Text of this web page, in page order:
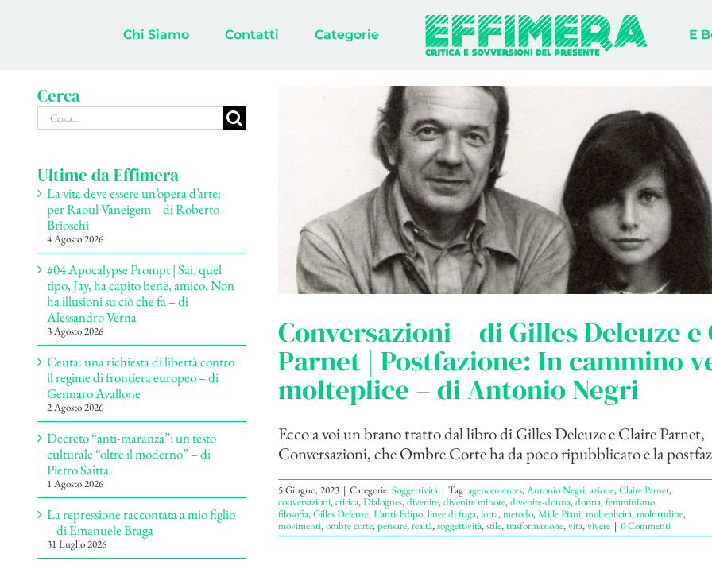
Chi Siamo Contatti Categorie E
Conversazioni – di Gilles Deleuze e
Parnet | Postfazione: In cammino
molteplice – di Antonio Negri
Ecco a voi un brano tratto dal libro di Gilles Deleuze e Claire Parnet,
Conversazioni, che Ombre Corte ha da poco ripubblicato e la
5 Giugno, 2023 | Categorie:Soggettività | Tag:agencementes,Antonio Negri,azione,Claire Parnet,
conversazioni,critica,Dialogues,divenire,divenire minore,divenire-donna,donna,femminismo,
filosofia,Gilles Deleuze,L’anti-Edipo,linee di fuga,lotta,metodo,Mille Piani,molteplicità,moltitudine,
movimenti,ombre corte,pensare,realtà,soggettività,stile,trasformazione,vita,vivere | 0 Commenti
Cerca
Cerca
per:
Ultime da Effimera
La vita deve essere un’opera d’arte:
per Raoul Vaneigem – di Roberto
Brioschi
4 Agosto 2026
#04 Apocalypse Prompt | Sai, quel
tipo, Jay, ha capito bene, amico. Non
ha illusioni su ciò che fa – di
Alessandro Verna
3 Agosto 2026
Ceuta: una richiesta di libertà contro
il regime di frontiera europeo – di
Gennaro Avallone
2 Agosto 2026
Decreto “anti-maranza”: un testo
culturale “oltre il moderno” – di
Pietro Saitta
1 Agosto 2026
La repressione raccontata a mio figlio
– di Emanuele Braga
31 Luglio 2026